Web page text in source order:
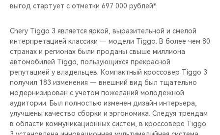
выгод стартует с отметки 697 000 рублей*.
Chery Tiggo 3 является яркой, выразительной и смелой
интерпретацией классики — модели Tiggo. В более чем 80
странах и регионах были проданы свыше миллиона
автомобилей Tiggo, пользующихся прекрасной
репутацией у владельцев. Компактный кроссовер Tiggo 3
получил 183 изменения — внешний вид был тщательно
модернизирован с учетом пожеланий молодежной
аудитории. Был полностью изменен дизайн интерьера,
улучшены качество сборки и эргономика. Следуя трендам
в области коммуникационных систем, в кроссовере Tiggo